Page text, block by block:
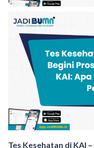
Tes Kesehatan di KAI –